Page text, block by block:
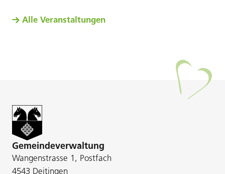
Alle Veranstaltungen
Gemeindeverwaltung
Wangenstrasse 1, Postfach
4543 Deitingen